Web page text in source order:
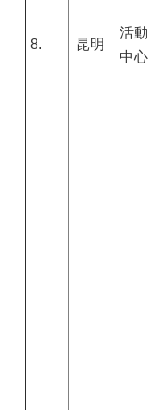
8. 昆明
活動
中心